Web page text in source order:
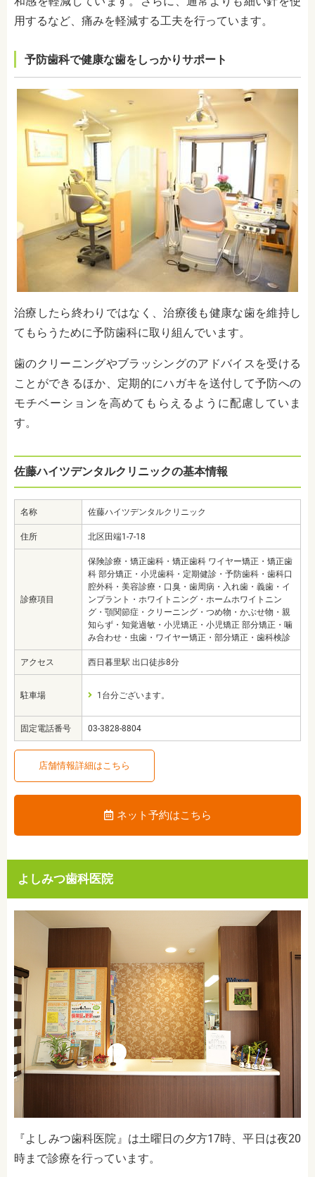
用するなど、痛みを軽減する工夫を行っています。
予防歯科で健康な歯をしっかりサポート
治療したら終わりではなく、治療後も健康な歯を維持し
てもらうために予防歯科に取り組んでいます。
歯のクリーニングやブラッシングのアドバイスを受ける
ことができるほか、定期的にハガキを送付して予防への
モチベーションを高めてもらえるように配慮していま
す。
佐藤ハイツデンタルクリニックの基本情報
名称 佐藤ハイツデンタルクリニック
住所 北区田端1-7-18
診療項目
保険診療・矯正歯科・矯正歯科 ワイヤー矯正・矯正歯
科 部分矯正・小児歯科・定期健診・予防歯科・歯科口
腔外科・美容診療・口臭・歯周病・入れ歯・義歯・イ
ンプラント・ホワイトニング・ホームホワイトニン
グ・顎関節症・クリーニング・つめ物・かぶせ物・親
知らず・知覚過敏・小児矯正・小児矯正 部分矯正・噛
み合わせ・虫歯・ワイヤー矯正・部分矯正・歯科検診
アクセス 西日暮里駅 出口徒歩8分
駐車場 1台分ございます。
固定電話番号 03-3828-8804
店舗情報詳細はこちら
ネット予約はこちら
よしみつ歯科医院
『よしみつ歯科医院』は土曜日の夕方17時、平日は夜20
時まで診療を行っています。